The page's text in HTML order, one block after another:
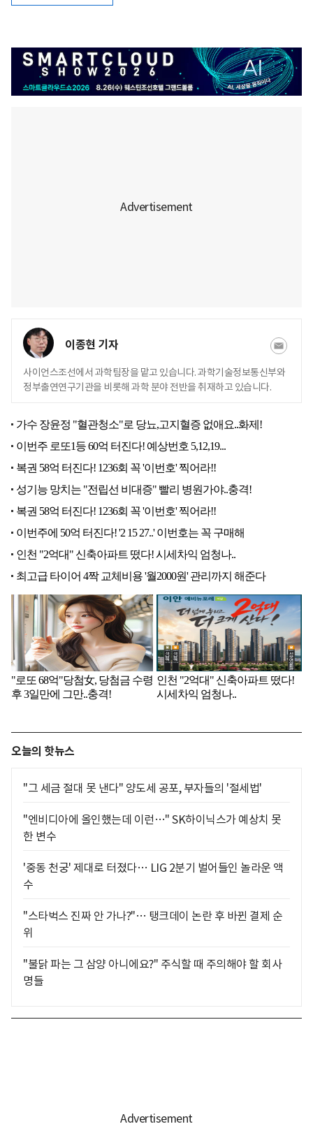
이종현 기자
사이언스조선에서 과학팀장을 맡고 있습니다. 과학기술정보통신부와
정부출연연구기관을 비롯해 과학 분야 전반을 취재하고 있습니다.
오늘의 핫뉴스
"그 세금 절대 못 낸다" 양도세 공포, 부자들의 '절세법'
"엔비디아에 올인했는데 이런…" SK하이닉스가 예상치 못
한 변수
'중동 천궁' 제대로 터졌다… LIG 2분기 벌어들인 놀라운 액
수
"스타벅스 진짜 안 가나?"… 탱크데이 논란 후 바뀐 결제 순
위
"불닭 파는 그 삼양 아니에요?" 주식할 때 주의해야 할 회사
명들